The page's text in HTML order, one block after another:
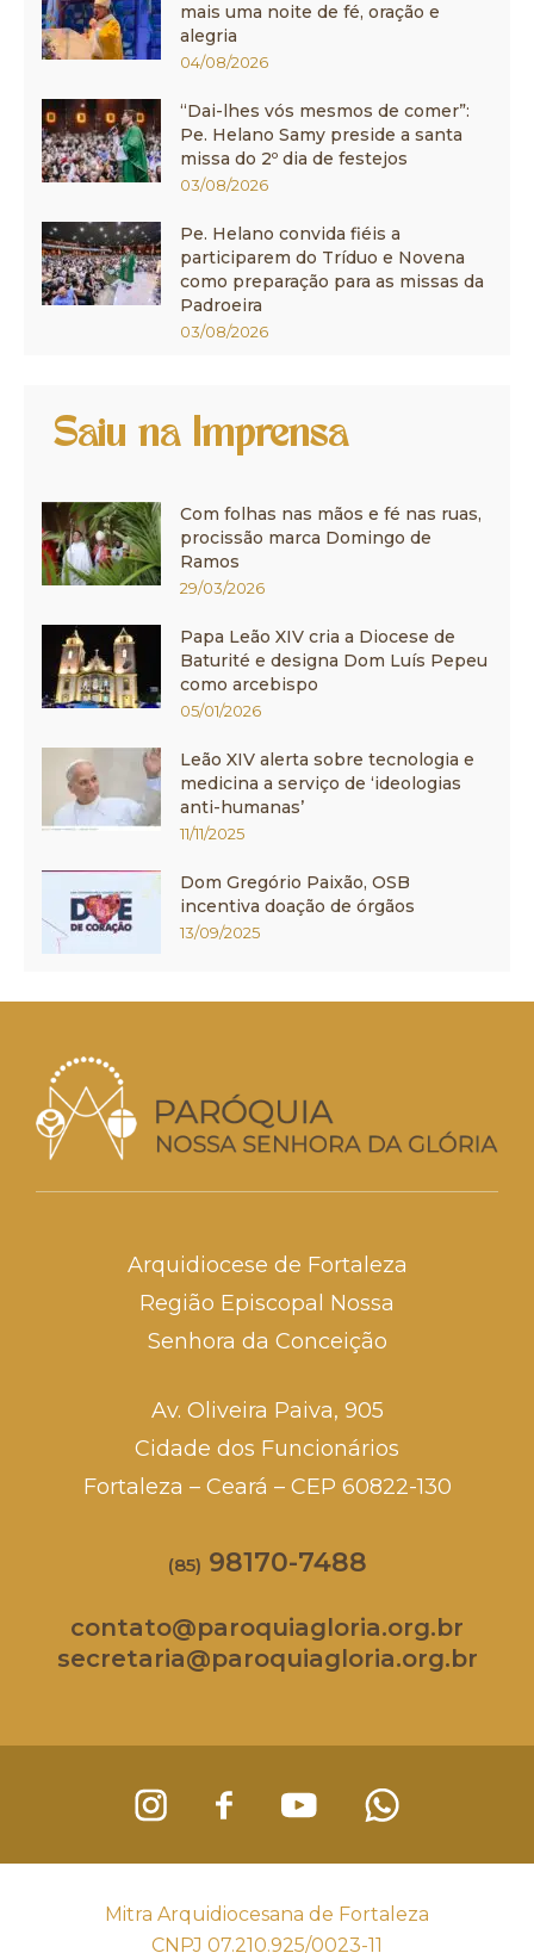
mais uma noite de fé, oração e
alegria
04/08/2026
“Dai-lhes vós mesmos de comer”:
Pe. Helano Samy preside a santa
missa do 2º dia de festejos
03/08/2026
Pe. Helano convida fiéis a
participarem do Tríduo e Novena
como preparação para as missas da
Padroeira
03/08/2026
Saiu na Imprensa
Com folhas nas mãos e fé nas ruas,
procissão marca Domingo de
Ramos
29/03/2026
Papa Leão XIV cria a Diocese de
Baturité e designa Dom Luís Pepeu
como arcebispo
05/01/2026
Leão XIV alerta sobre tecnologia e
medicina a serviço de ‘ideologias
anti-humanas’
11/11/2025
Dom Gregório Paixão, OSB
incentiva doação de órgãos
13/09/2025
Arquidiocese de Fortaleza
Região Episcopal Nossa
Senhora da Conceição
Av. Oliveira Paiva, 905
Cidade dos Funcionários
Fortaleza – Ceará – CEP 60822-130
(85) 98170-7488
contato@paroquiagloria.org.br
secretaria@paroquiagloria.org.br
Mitra Arquidiocesana de Fortaleza
CNPJ 07.210.925/0023-11